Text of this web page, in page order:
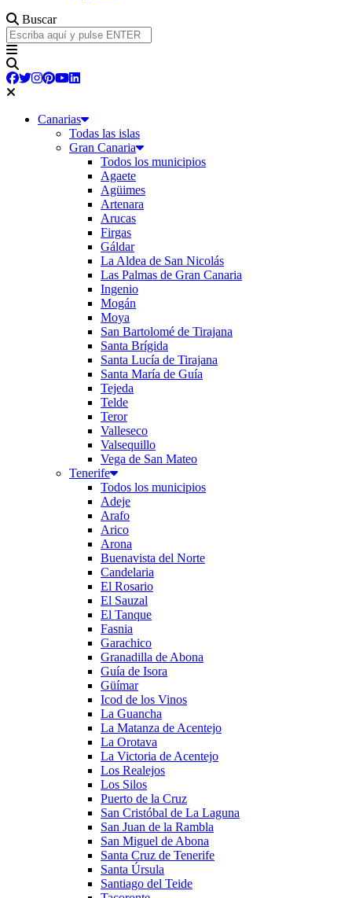
Buscar
Canarias
Todas las islas
Gran Canaria
Todos los municipios
Agaete
Agüimes
Artenara
Arucas
Firgas
Gáldar
La Aldea de San Nicolás
Las Palmas de Gran Canaria
Ingenio
Mogán
Moya
San Bartolomé de Tirajana
Santa Brígida
Santa Lucía de Tirajana
Santa María de Guía
Tejeda
Telde
Teror
Valleseco
Valsequillo
Vega de San Mateo
Tenerife
Todos los municipios
Adeje
Arafo
Arico
Arona
Buenavista del Norte
Candelaria
El Rosario
El Sauzal
El Tanque
Fasnia
Garachico
Granadilla de Abona
Guía de Isora
Güímar
Icod de los Vinos
La Guancha
La Matanza de Acentejo
La Orotava
La Victoria de Acentejo
Los Realejos
Los Silos
Puerto de la Cruz
San Cristóbal de La Laguna
San Juan de la Rambla
San Miguel de Abona
Santa Cruz de Tenerife
Santa Úrsula
Santiago del Teide